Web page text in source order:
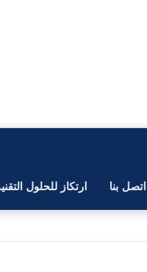
اتصل بنا ارتكاز للحلول